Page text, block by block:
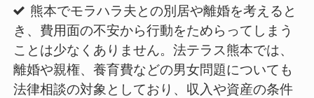
熊本でモラハラ夫との別居や離婚を考えると
き、費用面の不安から行動をためらってしまう
ことは少なくありません。法テラス熊本では、
離婚や親権、養育費などの男女問題についても
法律相談の対象としており、収入や資産の条件